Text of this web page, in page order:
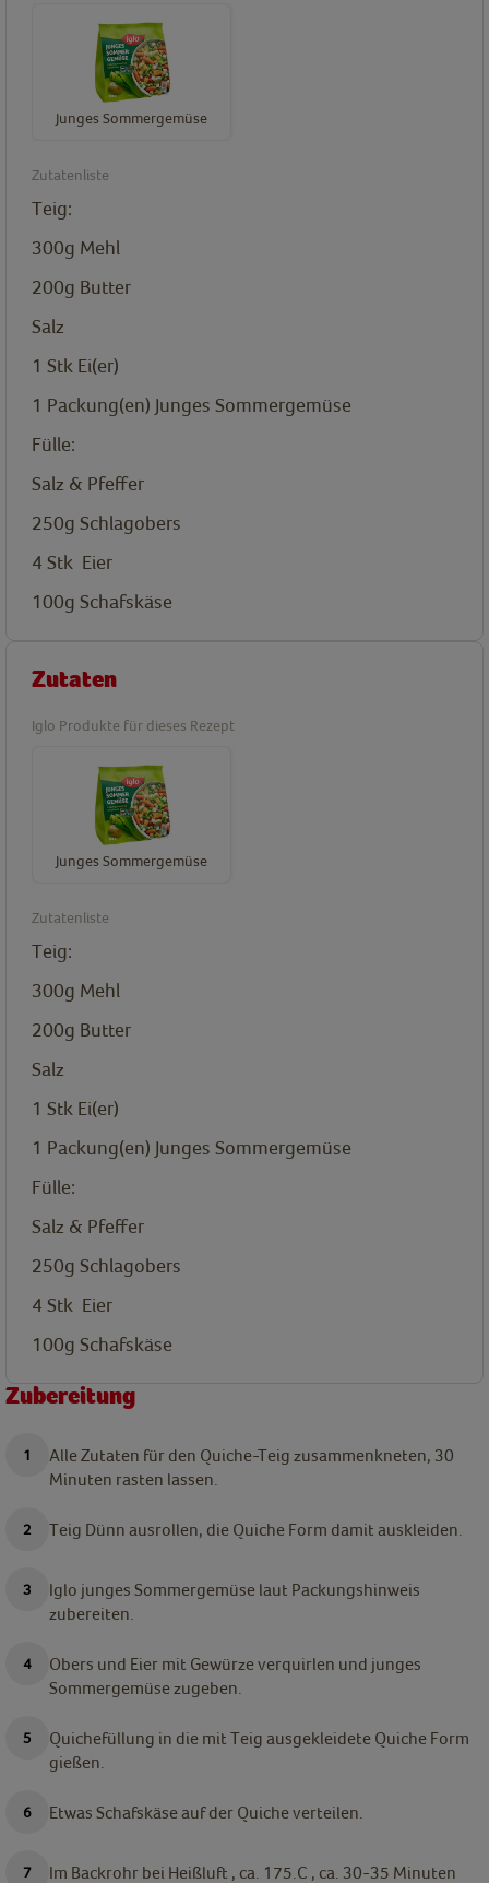
Junges Sommergemüse
Zutatenliste
Teig:
300g Mehl
200g Butter
Salz
1 Stk Ei(er)
1 Packung(en) Junges Sommergemüse
Fülle:
Salz & Pfeffer
250g Schlagobers
4 Stk Eier
100g Schafskäse
Zutaten
Iglo Produkte für dieses Rezept
Junges Sommergemüse
Zutatenliste
Teig:
300g Mehl
200g Butter
Salz
1 Stk Ei(er)
1 Packung(en) Junges Sommergemüse
Fülle:
Salz & Pfeffer
250g Schlagobers
4 Stk Eier
100g Schafskäse
Zubereitung
Alle Zutaten für den Quiche-Teig zusammenkneten, 30
Minuten rasten lassen.
Teig Dünn ausrollen, die Quiche Form damit auskleiden.
Iglo junges Sommergemüse laut Packungshinweis
zubereiten.
Obers und Eier mit Gewürze verquirlen und junges
Sommergemüse zugeben.
Quichefüllung in die mit Teig ausgekleidete Quiche Form
gießen.
Etwas Schafskäse auf der Quiche verteilen.
Im Backrohr bei Heißluft , ca. 175.C , ca. 30-35 Minuten